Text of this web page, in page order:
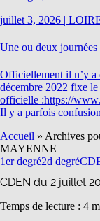
juillet 3, 2026 |
Une ou deux journées
Officiellement il n’y a
décembre 2022 fixe
officielle :https://
Il y a parfois
Accueil » Archives
MAYENNE
1er degré2d degré
CDEN du 2 juillet
Temps de lecture : 4